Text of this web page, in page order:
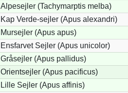
Alpesejler (Tachymarptis melba)
Kap Verde-sejler (Apus alexandri)
Mursejler (Apus apus)
Ensfarvet Sejler (Apus unicolor)
Gråsejler (Apus pallidus)
Orientsejler (Apus pacificus)
Lille Sejler (Apus affinis)